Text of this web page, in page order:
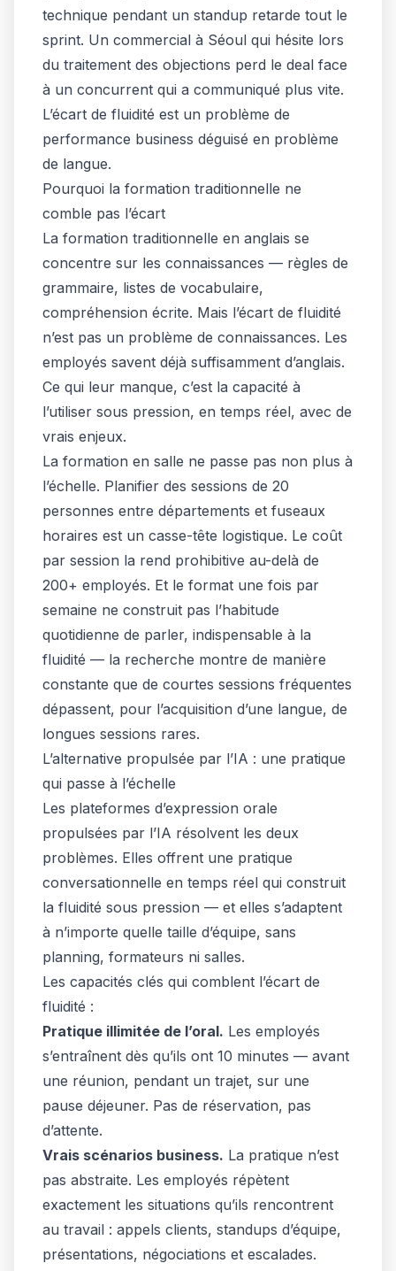
technique pendant un standup retarde tout le
sprint. Un commercial à Séoul qui hésite lors
du traitement des objections perd le deal face
à un concurrent qui a communiqué plus vite.
L’écart de fluidité est un problème de
performance business déguisé en problème
de langue.
Pourquoi la formation traditionnelle ne
comble pas l’écart
La formation traditionnelle en anglais se
concentre sur les connaissances — règles de
grammaire, listes de vocabulaire,
compréhension écrite. Mais l’écart de fluidité
n’est pas un problème de connaissances. Les
employés savent déjà suffisamment d’anglais.
Ce qui leur manque, c’est la capacité à
l’utiliser sous pression, en temps réel, avec de
vrais enjeux.
La formation en salle ne passe pas non plus à
l’échelle. Planifier des sessions de 20
personnes entre départements et fuseaux
horaires est un casse-tête logistique. Le coût
par session la rend prohibitive au-delà de
200+ employés. Et le format une fois par
semaine ne construit pas l’habitude
quotidienne de parler, indispensable à la
fluidité — la recherche montre de manière
constante que de courtes sessions fréquentes
dépassent, pour l’acquisition d’une langue, de
longues sessions rares.
L’alternative propulsée par l’IA : une pratique
qui passe à l’échelle
Les plateformes d’expression orale
propulsées par l’IA résolvent les deux
problèmes. Elles offrent une pratique
conversationnelle en temps réel qui construit
la fluidité sous pression — et elles s’adaptent
à n’importe quelle taille d’équipe, sans
planning, formateurs ni salles.
Les capacités clés qui comblent l’écart de
fluidité :
Pratique illimitée de l’oral. Les employés
s’entraînent dès qu’ils ont 10 minutes — avant
une réunion, pendant un trajet, sur une
pause déjeuner. Pas de réservation, pas
d’attente.
Vrais scénarios business. La pratique n’est
pas abstraite. Les employés répètent
exactement les situations qu’ils rencontrent
au travail : appels clients, standups d’équipe,
présentations, négociations et escalades.